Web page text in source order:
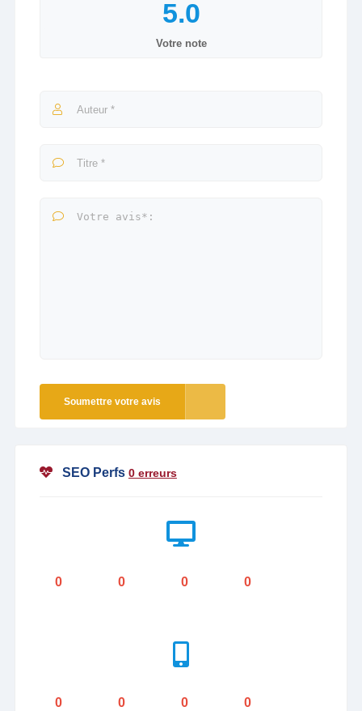
Votre note
Soumettre votre avis
SEO Perfs 0 erreurs
0 0 0 0
0 0 0 0